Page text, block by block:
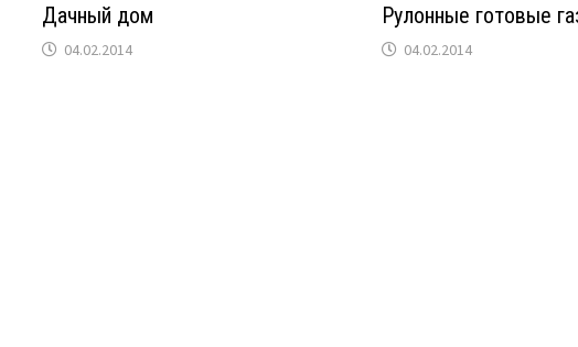
Дачный дом
04.02.2014
Рулонные готовые
04.02.2014